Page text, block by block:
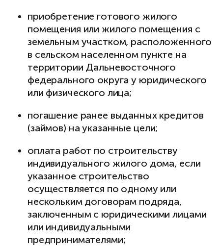
приобретение готового жилого
помещения или жилого помещения с
земельным участком, расположенного
в сельском населенном пункте на
территории Дальневосточного
федерального округа у юридического
или физического лица;
погашение ранее выданных кредитов
(займов) на указанные цели;
оплата работ по строительству
индивидуального жилого дома, если
указанное строительство
осуществляется по одному или
нескольким договорам подряда,
заключенным с юридическими лицами
или индивидуальными
предпринимателями;